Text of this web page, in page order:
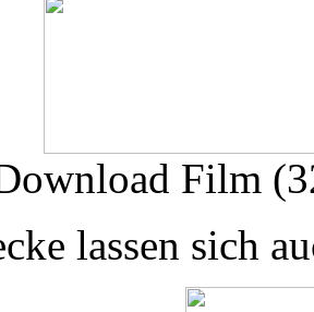
Film
lassen sich